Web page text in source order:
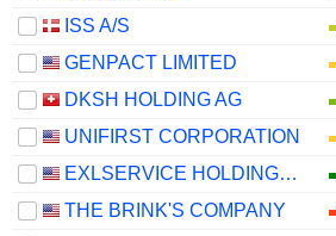
ISS A/S
GENPACT LIMITED
DKSH HOLDING AG
UNIFIRST CORPORATION
EXLSERVICE HOLDINGS, INC.
THE BRINK'S COMPANY